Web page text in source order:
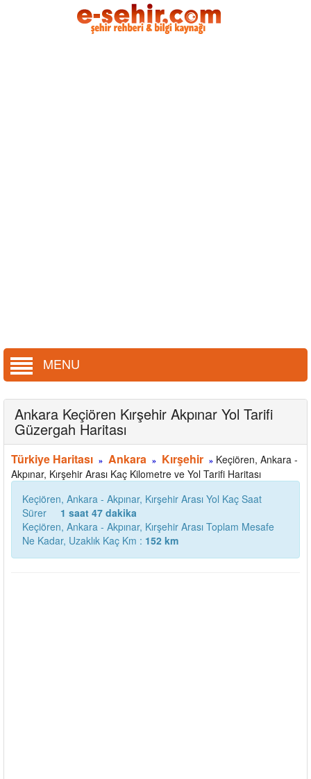
MENU
Ankara Keçiören Kırşehir Akpınar Yol Tarifi
Güzergah Haritası
Türkiye Haritası » Ankara » Kırşehir » Keçiören, Ankara -
Akpınar, Kırşehir Arası Kaç Kilometre ve Yol Tarifi Haritası
Keçiören, Ankara - Akpınar, Kırşehir Arası Yol Kaç Saat
Sürer
1 saat 47 dakika
Keçiören, Ankara - Akpınar, Kırşehir Arası Toplam Mesafe
Ne Kadar, Uzaklık Kaç Km : 152 km